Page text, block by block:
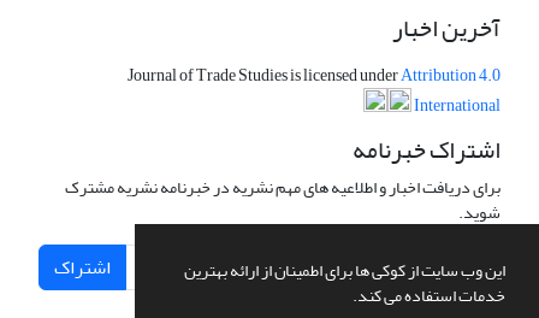
این وب سایت از کوکی ها برای اطمینان از ارائه بهترین
خدمات استفاده می کند.
آخرین اخبار
Journal of Trade Studies is licensed underAttribution 4.0
International
اشتراک خبرنامه
برای دریافت اخبار و اطلاعیه های مهم نشریه در خبرنامه نشریه مشترک
شوید.
اشتراک